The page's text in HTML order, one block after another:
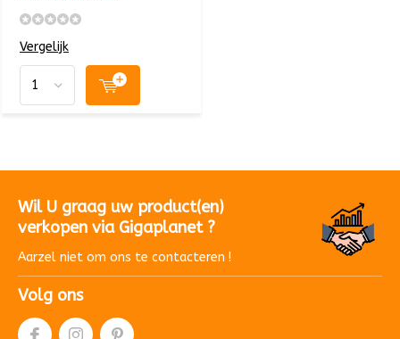
Vergelijk
Wil U graag uw product(en)
verkopen via Gigaplanet ?
Aarzel niet om ons te contacteren !
Volg ons